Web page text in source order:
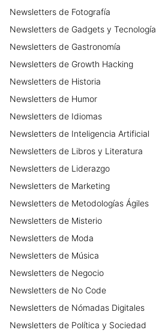
Newsletters de Fotografía
Newsletters de Gadgets y Tecnología
Newsletters de Gastronomía
Newsletters de Growth Hacking
Newsletters de Historia
Newsletters de Humor
Newsletters de Idiomas
Newsletters de Inteligencia Artificial
Newsletters de Libros y Literatura
Newsletters de Liderazgo
Newsletters de Marketing
Newsletters de Metodologías Ágiles
Newsletters de Misterio
Newsletters de Moda
Newsletters de Música
Newsletters de Negocio
Newsletters de No Code
Newsletters de Nómadas Digitales
Newsletters de Política y Sociedad